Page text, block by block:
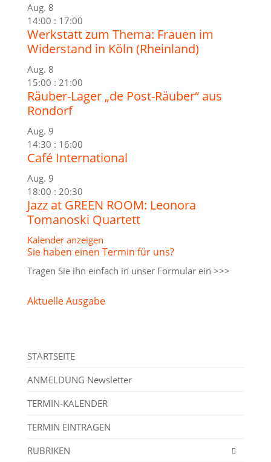
Aug. 8
14:00 : 17:00
Werkstatt zum Thema: Frauen im
Widerstand in Köln (Rheinland)
Aug. 8
15:00 : 21:00
Räuber-Lager „de Post-Räuber“ aus
Rondorf
Aug. 9
14:30 : 16:00
Café International
Aug. 9
18:00 : 20:30
Jazz at GREEN ROOM: Leonora
Tomanoski Quartett
Kalender anzeigen
Sie haben einen Termin für uns?
Tragen Sie ihn einfach in unser Formular ein >>>
Aktuelle Ausgabe
STARTSEITE
ANMELDUNG Newsletter
TERMIN-KALENDER
TERMIN EINTRAGEN
RUBRIKEN